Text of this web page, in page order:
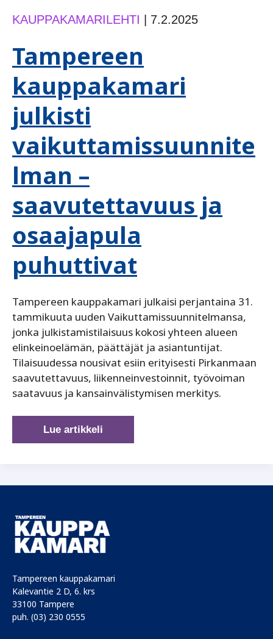
KAUPPAKAMARILEHTI 7.2.2025
Tampereen
kauppakamari
julkisti
vaikuttamissuunnite
lman –
saavutettavuus ja
osaajapula
puhuttivat
Tampereen kauppakamari julkaisi perjantaina 31.
tammikuuta uuden Vaikuttamissuunnitelmansa,
jonka julkistamistilaisuus kokosi yhteen alueen
elinkeinoelämän, päättäjät ja asiantuntijat.
Tilaisuudessa nousivat esiin erityisesti Pirkanmaan
saavutettavuus, liikenneinvestoinnit, työvoiman
saatavuus ja kansainvälistymisen merkitys.
Tampereen
kauppakamari
ja
osaajapula
puhuttivat
Lue artikkeli
Tampereen kauppakamari
Kalevantie 2 D, 6. krs
33100 Tampere
puh. (03) 230 0555